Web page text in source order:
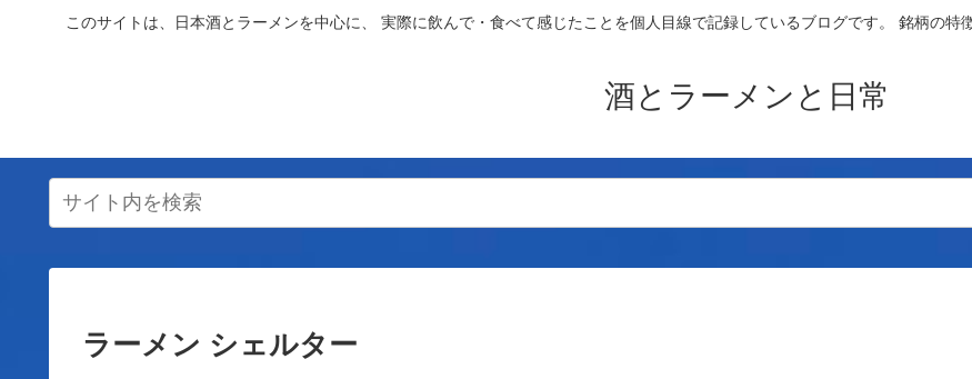
このサイトは、日本酒とラーメンを中心に、 実際に飲んで・食べて感じたことを個人目線で記録しているブログです。 銘柄の特
酒とラーメンと日常
ラーメン シェルター